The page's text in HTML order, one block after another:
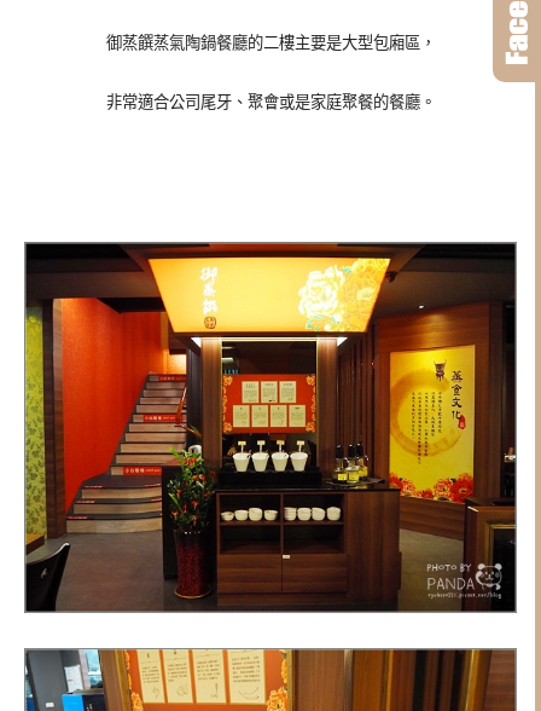
御蒸饌蒸氣陶鍋餐廳的二樓主要是大型包廂區，
非常適合公司尾牙、聚會或是家庭聚餐的餐廳。